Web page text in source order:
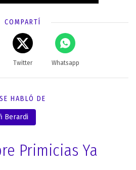
COMPARTÍ
Twitter Whatsapp
SE HABLÓ DE
Berardi
Primicias Ya